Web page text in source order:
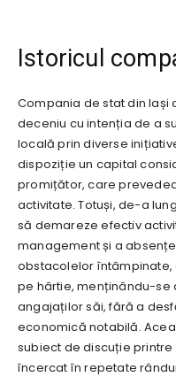
Istoricul
Compania de stat din Iași
deceniu cu intenția de a
locală prin diverse
dispoziție un capital
promițător, care
activitate. Totuși, de-a
să demareze efectiv
management și a
obstacolelor întâmpinate,
pe hârtie, menținându-se
angajaților săi, fără a
economică notabilă.
subiect de discuție
încercat în repetate